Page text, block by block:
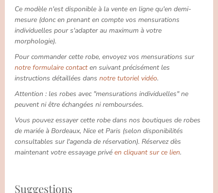
Ce modèle n'est disponible à la vente en ligne qu'en demi-
mesure (donc en prenant en compte vos mensurations
individuelles pour s'adapter au maximum à votre
morphologie).
Pour commander cette robe, envoyez vos mensurations sur
notre formulaire contact en suivant précisément les
instructions détaillées dans notre tutoriel vidéo.
Attention : les robes avec "mensurations individuelles" ne
peuvent ni être échangées ni remboursées.
Vous pouvez essayer cette robe dans nos boutiques de robes
de mariée à Bordeaux, Nice et Paris (selon disponibilités
consultables sur l'agenda de réservation). Réservez dès
maintenant votre essayage privé en cliquant sur ce lien.
Suggestions